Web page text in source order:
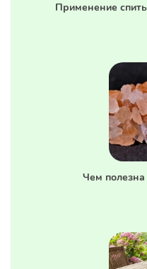
Применение
Чем полезна